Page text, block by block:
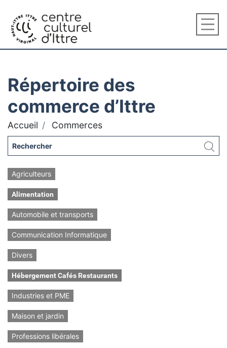
Répertoire des
commerce d’Ittre
Accueil Commerces
Agriculteurs
Alimentation
Automobile et transports
Communication Informatique
Divers
Hébergement Cafés Restaurants
Industries et PME
Maison et jardin
Professions libérales